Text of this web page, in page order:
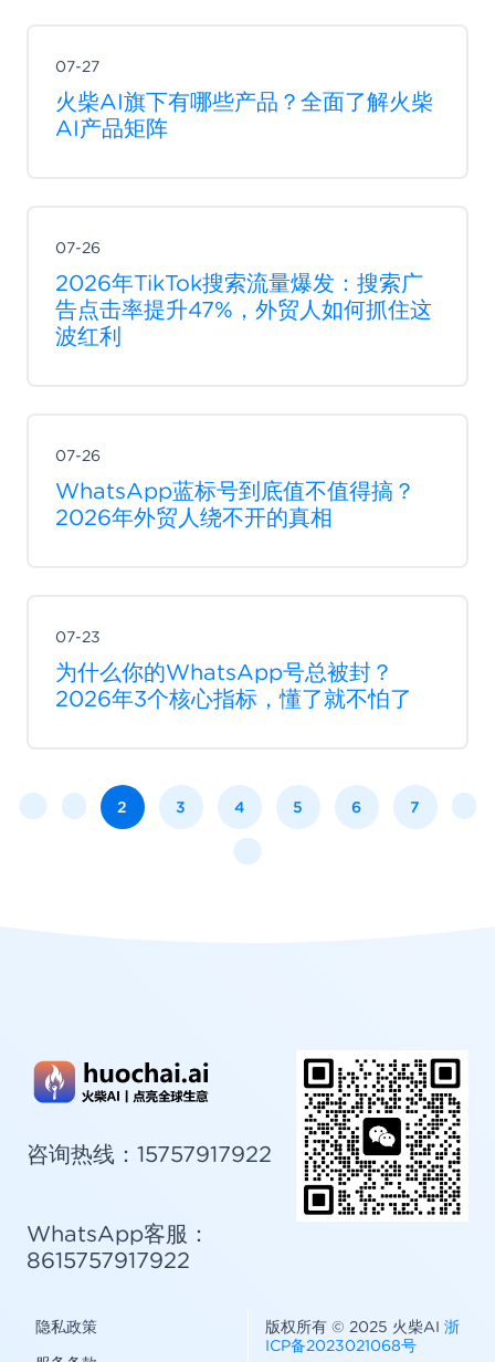
07-27
火柴AI旗下有哪些产品？全面了解火柴
AI产品矩阵
07-26
2026年TikTok搜索流量爆发：搜索广
告点击率提升47%，外贸人如何抓住这
波红利
07-26
WhatsApp蓝标号到底值不值得搞？
2026年外贸人绕不开的真相
07-23
为什么你的WhatsApp号总被封？
2026年3个核心指标，懂了就不怕了
2 3 4 5 6 7
咨询热线：15757917922
WhatsApp客服：
8615757917922
隐私政策
版权所有 © 2025 火柴AI 浙
ICP备2023021068号
微信客服
扫码添加客服